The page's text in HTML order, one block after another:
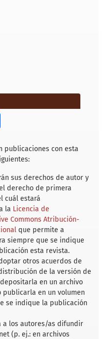
S
e publicaciones con esta
sus derechos de autor y
derecho de primera
cuál estará
la Licencia de
Commons Atribución-
que permite a
siempre que se indique
esta revista.
otros acuerdos de
de la versión de
en un archivo
en un volumen
se indique la publicación
a los autores/as difundir
(p. ej.: en archivos